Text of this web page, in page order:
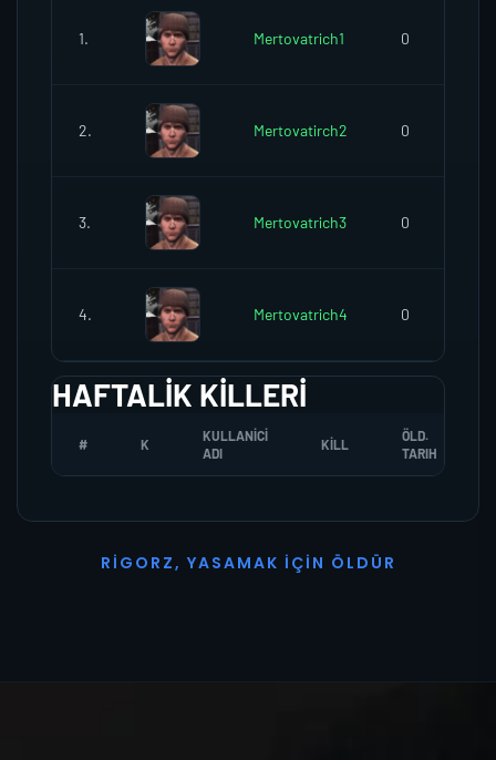
1. Mertovatrich1 0
2. Mertovatirch2 0
3. Mertovatrich3 0
4. Mertovatrich4 0
HAFTALIK KILLERI
# K
KULLANICI
ADI
KILL
ÖLD.
TARIH
R I G O R Z, YASAMAK İ ÇI N Ö L D Ü R